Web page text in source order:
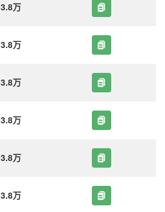
3.8万
3.8万
3.8万
3.8万
3.8万
3.8万